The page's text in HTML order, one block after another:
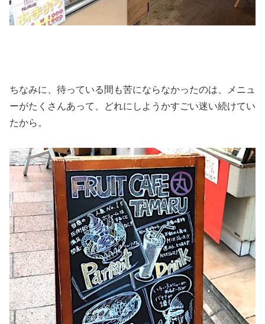
ちなみに、待っている間も苦にならなかったのは、メニュ
ーがたくさんあって、どれにしようかすごい迷い続けてい
たから。